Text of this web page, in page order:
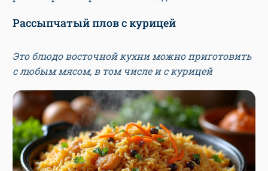
Рассыпчатый плов с курицей
Это блюдо восточной кухни можно приготовить
с любым мясом, в том числе и с курицей